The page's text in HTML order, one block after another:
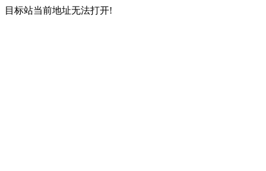
目标站当前地址无法打开!